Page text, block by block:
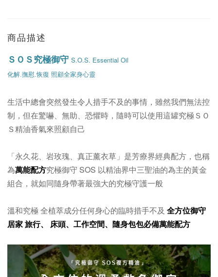
商品描述
ＳＯＳ究極御守 S.O.S. Essential Oil
化解.撫慰.恢復 照顧全家身心靈
生活中總會突然發生令人措手不及的事情，雖然我們無法控
制，但在驚嚇、無助、恐懼時，隨時可以使用這罐究極ＳＯ
Ｓ精油香氣來照顧自己
「永久花、岩玫瑰、真正薰衣草」是芳療界經典配方，也稱
為萬能配方究極御守 SOS 以精油界中三聖油的為主的黃金
組合，就如同隨身帶著最強大的究極守護一般
溫和究極 全植萃成分任何身心的臨時措手不及 全方位御守
居家 旅行、 床頭、工作空間、隨身包包必備萬能配方